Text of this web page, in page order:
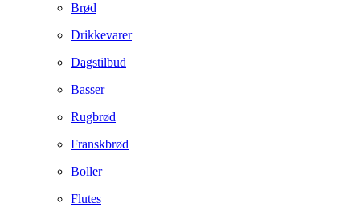
Brød
Drikkevarer
Dagstilbud
Basser
Rugbrød
Franskbrød
Boller
Flutes